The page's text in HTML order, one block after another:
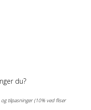
du?
tilpasninger (10% ved fliser